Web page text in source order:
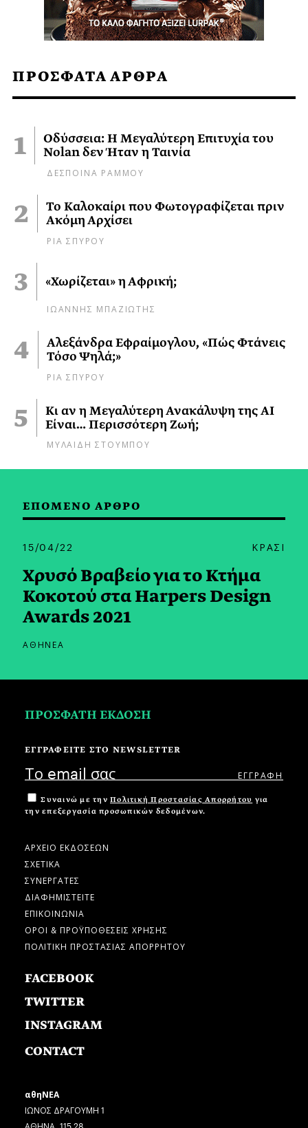
ΠΡΟΣΦΑΤΑ ΑΡΘΡΑ
Οδύσσεια: Η Μεγαλύτερη Επιτυχία του
Nolan δεν Ήταν η Ταινία
ΔΕΣΠΟΙΝΑ ΡΑΜΜΟΥ
Το Καλοκαίρι που Φωτογραφίζεται πριν
Ακόμη Αρχίσει
ΡΙΑ ΣΠΥΡΟΥ
«Χωρίζεται» η Αφρική;
ΙΩΑΝΝΗΣ ΜΠΑΖΙΩΤΗΣ
Αλεξάνδρα Εφραίμογλου, «Πώς Φτάνεις
Τόσο Ψηλά;»
ΡΙΑ ΣΠΥΡΟΥ
Κι αν η Μεγαλύτερη Ανακάλυψη της AI
Είναι… Περισσότερη Ζωή;
ΜΥΛΑΙΔΗ ΣΤΟΥΜΠΟΥ
ΕΠΟΜΕΝΟ ΑΡΘΡΟ
15/04/22 ΚΡΑΣΙ
Χρυσό Βραβείο για το Κτήμα
Κοκοτού στα Harpers Design
Awards 2021
ΑΘΗΝΕΑ
ΠΡΟΣΦΑΤΗ ΕΚΔΟΣΗ
ΕΓΓΡΑΦΕΙΤΕ ΣΤΟ NEWSLETTER
Συναινώ με την Πολιτική Προστασίας Απορρήτου για
την επεξεργασία προσωπικών δεδομένων.
ΑΡΧΕΙΟ ΕΚΔΟΣΕΩΝ
ΣΧΕΤΙΚΑ
ΣΥΝΕΡΓΑΤΕΣ
ΔΙΑΦΗΜΙΣΤΕΙΤΕ
ΕΠΙΚΟΙΝΩΝΙΑ
ΟΡΟΙ & ΠΡΟΫΠΟΘΕΣΕΙΣ ΧΡΗΣΗΣ
ΠΟΛΙΤΙΚΗ ΠΡΟΣΤΑΣΙΑΣ ΑΠΟΡΡΗΤΟΥ
FACEBOOK
TWITTER
INSTAGRAM
CONTACT
αθηΝΕΑ
ΙΩΝΟΣ ΔΡΑΓΟΥΜΗ 1
ΑΘΗΝΑ, 115 28